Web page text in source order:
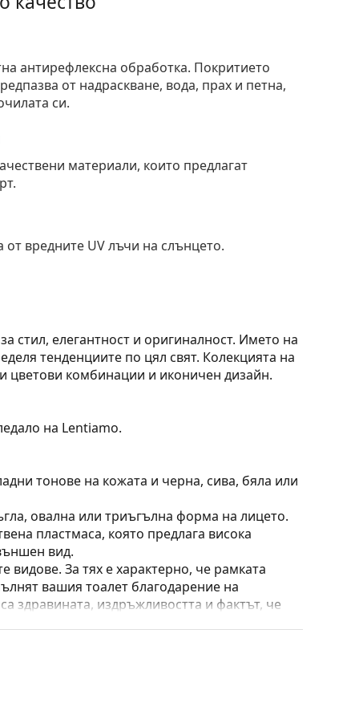
антирефлексна обработка. Покритието
от надраскване, вода, прах и петна,
си.
материали, които предлагат
вредните UV лъчи на слънцето.
стил, елегантност и оригиналност. Името на
тенденциите по цял свят. Колекцията на
цветови комбинации и иконичен дизайн.
на Lentiamo.
тонове на кожата и черна, сива, бяла или
овална или триъгълна форма на лицето.
пластмаса, която предлага висока
вид.
видове. За тях е характерно, че рамката
вашия тоалет благодарение на
здравината, издръжливостта и фактът, че
текстилна торбичка. Цветът на калъфа